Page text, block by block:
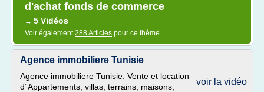
d'achat fonds de commerce
→ 5 Vidéos
Voir également288 Articles pour ce thème
Agence immobiliere Tunisie
voir la vidéo
Agence immobiliere Tunisie. Vente et location
d´Appartements, villas, terrains, maisons,